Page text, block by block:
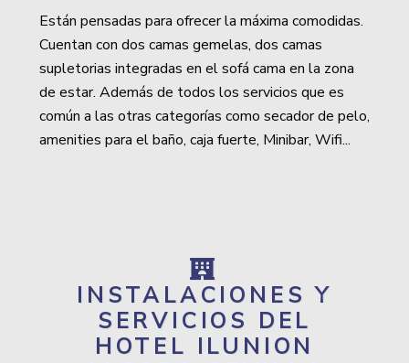
Están pensadas para ofrecer la máxima comodidas.
Cuentan con dos camas gemelas, dos camas
supletorias integradas en el sofá cama en la zona
de estar. Además de todos los servicios que es
común a las otras categorías como secador de pelo,
amenities para el baño, caja fuerte, Minibar, Wifi...
INSTALACIONES Y
SERVICIOS DEL
HOTEL ILUNION